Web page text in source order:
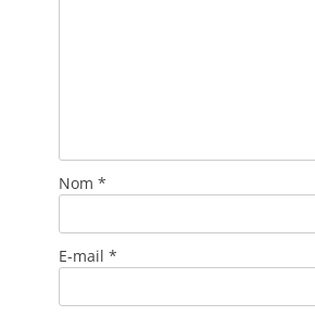
Nom *
E-mail *